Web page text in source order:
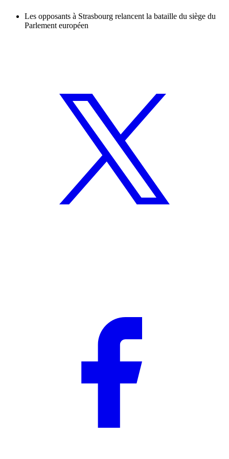
Les opposants à Strasbourg relancent la bataille du siège du
Parlement européen